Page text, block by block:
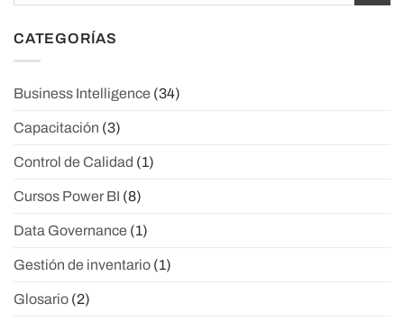
CATEGORÍAS
Business Intelligence (34)
Capacitación (3)
Control de Calidad (1)
Cursos Power BI (8)
Data Governance (1)
Gestión de inventario (1)
Glosario (2)